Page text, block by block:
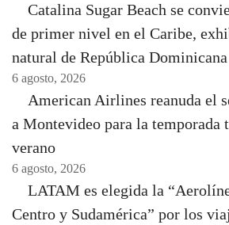
Catalina Sugar Beach se
de primer nivel en el Caribe,
natural de República Dominicana
6 agosto, 2026
American Airlines reanuda el
a Montevideo para la temporada
verano
6 agosto, 2026
LATAM es elegida la
Centro y Sudamérica” por los